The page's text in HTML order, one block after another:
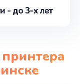
- до 3-х лет